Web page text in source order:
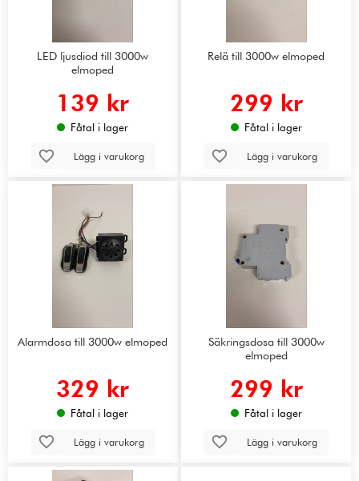
LED ljusdiod till 3000w
elmoped
139 kr
Fåtal i lager
Lägg i varukorg
Relä till 3000w elmoped
299 kr
Fåtal i lager
Lägg i varukorg
Alarmdosa till 3000w elmoped
329 kr
Fåtal i lager
Lägg i varukorg
Säkringsdosa till 3000w
elmoped
299 kr
Fåtal i lager
Lägg i varukorg